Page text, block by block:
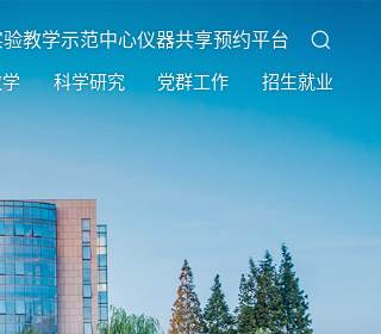
验教学示范中心仪器共享预约平台
科学研究 党群工作 招生就业